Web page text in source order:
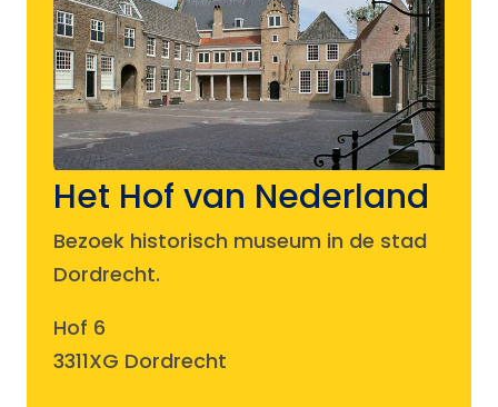
Het Hof van Nederland
Bezoek historisch museum in de stad
Dordrecht.
Hof 6
3311XG Dordrecht